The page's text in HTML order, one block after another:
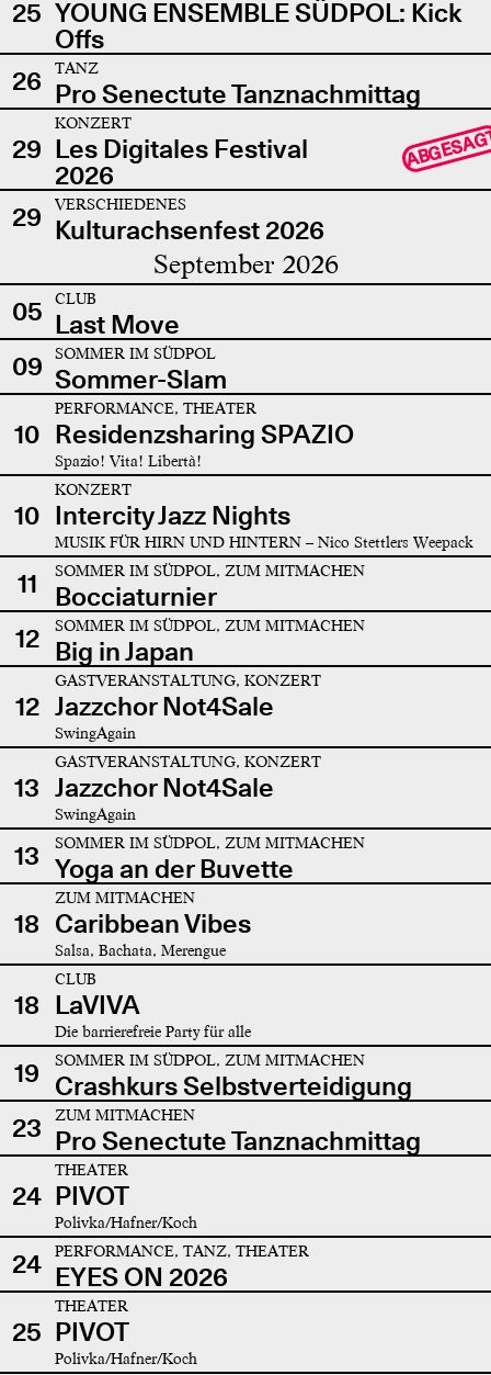
25 YOUNG ENSEMBLE SÜDPOL: Kick
Offs
26
TANZ
Pro Senectute Tanznachmittag
29
KONZERT
Les Digitales Festival
2026
29 VERSCHIEDENES
Kulturachsenfest 2026
September 2026
05 CLUB
Last Move
09
SOMMER IM SÜDPOL
Sommer-Slam
10
PERFORMANCE, THEATER
Residenzsharing SPAZIO
Spazio! Vita! Libertà!
10
KONZERT
Intercity Jazz Nights
MUSIK FÜR HIRN UND HINTERN – Nico Stettlers Weepack
11 SOMMER IM SÜDPOL, ZUM MITMACHEN
Bocciaturnier
12
SOMMER IM SÜDPOL, ZUM MITMACHEN
Big in Japan
12
GASTVERANSTALTUNG, KONZERT
Jazzchor Not4Sale
SwingAgain
13
GASTVERANSTALTUNG, KONZERT
Jazzchor Not4Sale
SwingAgain
13 SOMMER IM SÜDPOL, ZUM MITMACHEN
Yoga an der Buvette
18
ZUM MITMACHEN
Caribbean Vibes
Salsa, Bachata, Merengue
18
CLUB
LaVIVA
Die barrierefreie Party für alle
19 SOMMER IM SÜDPOL, ZUM MITMACHEN
Crashkurs Selbstverteidigung
23
ZUM MITMACHEN
Pro Senectute Tanznachmittag
24
THEATER
PIVOT
Polivka/Hafner/Koch
24 PERFORMANCE, TANZ, THEATER
EYES ON 2026
25
THEATER
PIVOT
Polivka/Hafner/Koch